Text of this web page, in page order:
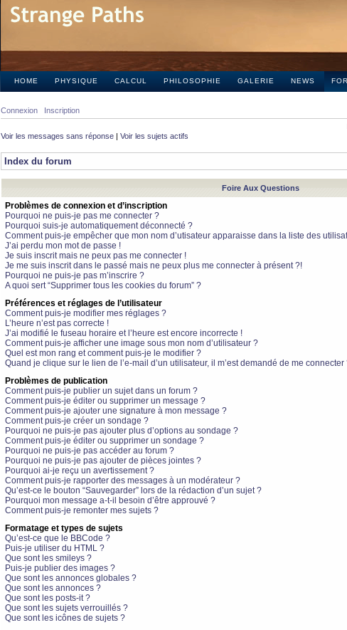
HOME PHYSIQUE CALCUL PHILOSOPHIE GALERIE NEWS
Connexion Inscription
Voir les messages sans réponse | Voir les sujets actifs
Index du forum
Foire Aux Questions
Problèmes de connexion et d’inscription
Pourquoi ne puis-je pas me connecter ?
Pourquoi suis-je automatiquement déconnecté ?
Comment puis-je empêcher que mon nom d’utisateur apparaisse dans la liste des
J’ai perdu mon mot de passe !
Je suis inscrit mais ne peux pas me connecter !
Je me suis inscrit dans le passé mais ne peux plus me connecter à présent ?!
Pourquoi ne puis-je pas m’inscrire ?
A quoi sert “Supprimer tous les cookies du forum” ?
Préférences et réglages de l’utilisateur
Comment puis-je modifier mes réglages ?
L’heure n’est pas correcte !
J’ai modifié le fuseau horaire et l’heure est encore incorrecte !
Comment puis-je afficher une image sous mon nom d’utilisateur ?
Quel est mon rang et comment puis-je le modifier ?
Quand je clique sur le lien de l’e-mail d’un utilisateur, il m’est demandé de me connecter
Problèmes de publication
Comment puis-je publier un sujet dans un forum ?
Comment puis-je éditer ou supprimer un message ?
Comment puis-je ajouter une signature à mon message ?
Comment puis-je créer un sondage ?
Pourquoi ne puis-je pas ajouter plus d’options au sondage ?
Comment puis-je éditer ou supprimer un sondage ?
Pourquoi ne puis-je pas accéder au forum ?
Pourquoi ne puis-je pas ajouter de pièces jointes ?
Pourquoi ai-je reçu un avertissement ?
Comment puis-je rapporter des messages à un modérateur ?
Qu’est-ce le bouton “Sauvegarder” lors de la rédaction d’un sujet ?
Pourquoi mon message a-t-il besoin d’être approuvé ?
Comment puis-je remonter mes sujets ?
Formatage et types de sujets
Qu’est-ce que le BBCode ?
Puis-je utiliser du HTML ?
Que sont les smileys ?
Puis-je publier des images ?
Que sont les annonces globales ?
Que sont les annonces ?
Que sont les posts-it ?
Que sont les sujets verrouillés ?
Que sont les icônes de sujets ?